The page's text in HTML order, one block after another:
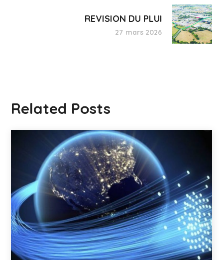
REVISION DU PLUI
27 mars 2026
Related Posts